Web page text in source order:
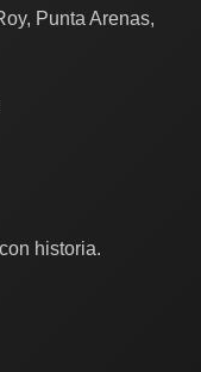
Punta Arenas,
historia.